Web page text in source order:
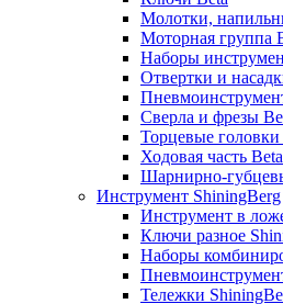
Молотки,
Моторная группа
Наборы
Отвертки и
Сверла и фрезы
Торцевые головки
Ходовая часть Beta
Шарнирно-
Инструмент ShiningBerg
Инструмент в
Ключи разное
Наборы
Тележки